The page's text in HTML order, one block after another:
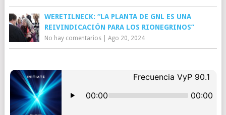
WERETILNECK: “LA PLANTA DE GNL ES UNA
REIVINDICACIÓN PARA LOS RIONEGRINOS”
No hay comentarios| Ago 20, 2024